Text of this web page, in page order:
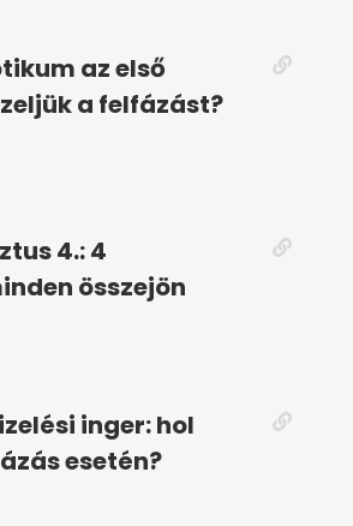
az első
a felfázást?
4.: 4
összejön
inger: hol
esetén?